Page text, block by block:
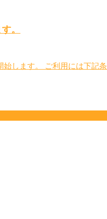
。
します。 ご利用には下記